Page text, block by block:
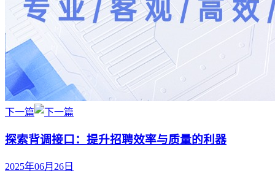
下一篇
探索背调接口：提升招聘效率与质量的利器
2025年06月26日